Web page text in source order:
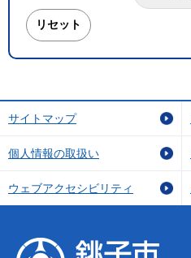
サイトマップ
個人情報の取扱い
ウェブアクセシビリティ